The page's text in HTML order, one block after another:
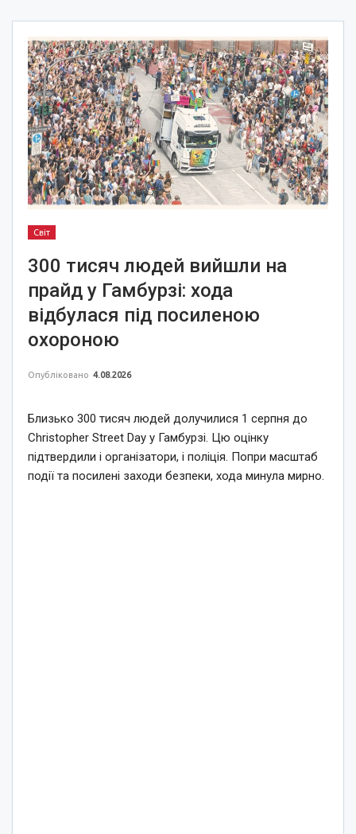
Світ
300 тисяч людей вийшли на
прайд у Гамбурзі: хода
відбулася під посиленою
охороною
Опубліковано 4.08.2026
Близько 300 тисяч людей долучилися 1 серпня до
Christopher Street Day у Гамбурзі. Цю оцінку
підтвердили і організатори, і поліція. Попри масштаб
події та посилені заходи безпеки, хода минула мирно.